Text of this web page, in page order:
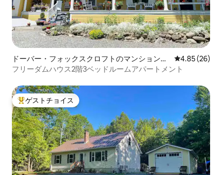
ドーバー・フォックスクロフトのマンション・
アパート
レビュー26
4.85 (26)
フリーダムハウス2階3ベッドルームアパートメント
大好評のゲストチョイスです。
ゲストチョイス